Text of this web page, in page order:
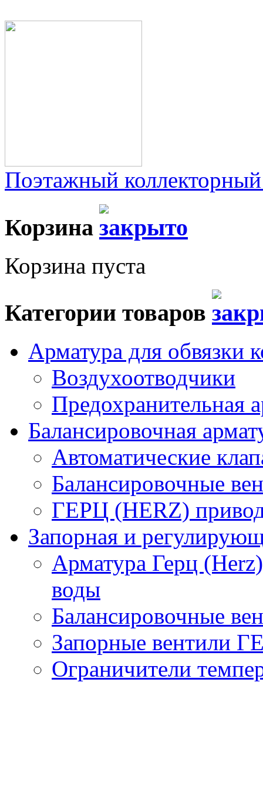
Поэтажный
Корзина
Корзина пуста
Категории товаров
Арматура для обвязки
Воздухоотводчики
Предохранительная
Балансировочная
Автоматические
Балансировочные
ГЕРЦ (HERZ)
Запорная и
Арматура Герц
воды
Балансировочные
Запорные вентили
Ограничители